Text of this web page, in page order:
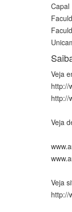
Veja
http://
http://
Veja
Veja
http://